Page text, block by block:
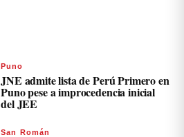
Puno
JNE admite lista de Perú Primero en
Puno pese a improcedencia inicial
del JEE
San Román